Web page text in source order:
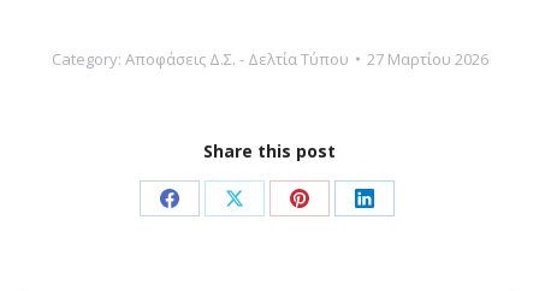
Category: Αποφάσεις Δ.Σ. - Δελτία Τύπου 27 Μαρτίου 2026
Share this post
Share Share Share Share